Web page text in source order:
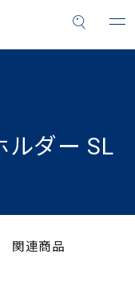
ルダー SL
関連商品